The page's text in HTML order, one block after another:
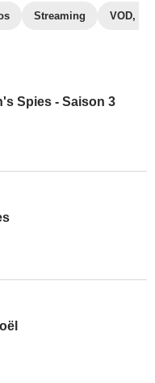
Streaming VOD,
Spies - Saison 3